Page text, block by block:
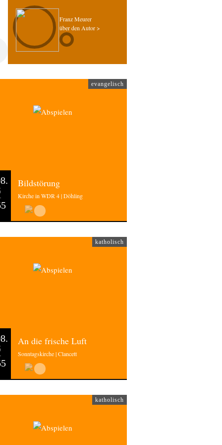
Franz Meurer
über den Autor >
evangelisch
Bildstörung
Kirche in WDR 4 | Döhling
katholisch
An die frische Luft
Sonntagskirche | Clancett
katholisch